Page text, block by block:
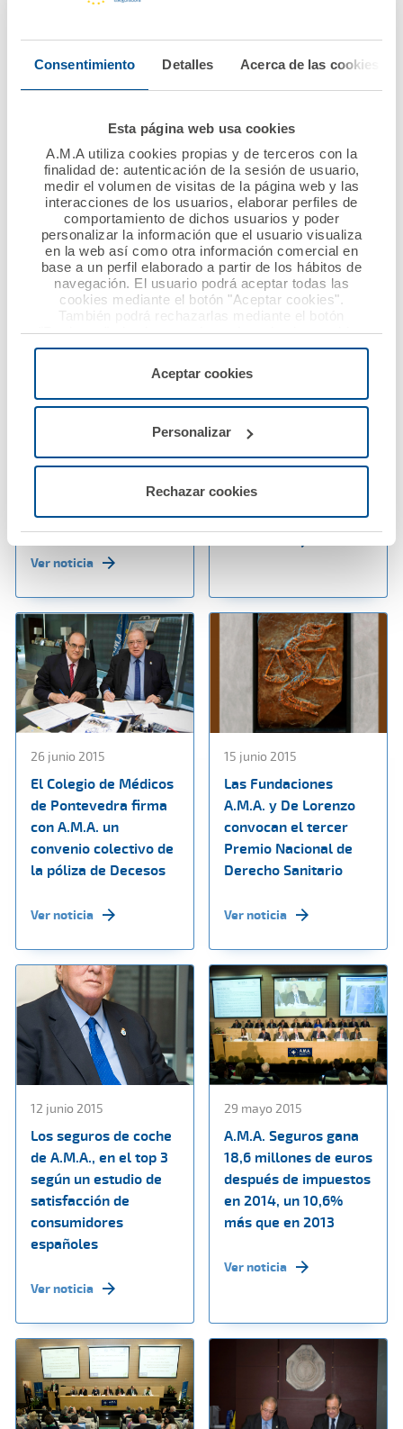
Consentimiento Detalles Acerca de las cookies
Esta página web usa cookies
A.M.A utiliza cookies propias y de terceros con la
finalidad de: autenticación de la sesión de usuario,
medir el volumen de visitas de la página web y las
interacciones de los usuarios, elaborar perfiles de
comportamiento de dichos usuarios y poder
personalizar la información que el usuario visualiza
en la web así como otra información comercial en
base a un perfil elaborado a partir de los hábitos de
navegación. El usuario podrá aceptar todas las
cookies mediante el botón "Aceptar cookies".
También podrá rechazarlas mediante el botón
"Rechazar", donde se rechazarán todas las cookies
menos las necesarias para permitir el acceso a los
configurarlas usando el botón “Personalizar".
Aceptar cookies
Personalizar
Rechazar cookies
convenio de
colaboración
llevan la ayuda
alimentaria a 247
socioeconómico
Ver noticia
Enfermería de
Granada renuevan su
convenio de
colaboración |
Agrupación Mutual
Aseguradora
Ver noticia
seguro de Decesos
servicios de
testamento online,
gestión de vida digital
26 junio 2015
El Colegio de Médicos
de Pontevedra firma
con A.M.A. un
convenio colectivo de
la póliza de Decesos
Ver noticia
15 junio 2015
Las Fundaciones
A.M.A. y De Lorenzo
convocan el tercer
Premio Nacional de
Derecho Sanitario
Ver noticia
12 junio 2015
Los seguros de coche
de A.M.A., en el top 3
según un estudio de
satisfacción de
consumidores
españoles
Ver noticia
29 mayo 2015
A.M.A. Seguros gana
18,6 millones de euros
después de impuestos
en 2014, un 10,6%
más que en 2013
Ver noticia